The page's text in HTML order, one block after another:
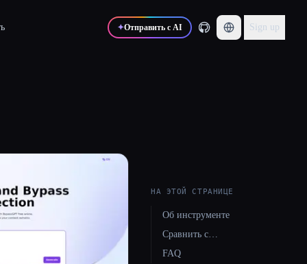
✦Отправить с AI Sign up
НА ЭТОЙ СТРАНИЦЕ
Об инструменте
Сравнить с…
FAQ